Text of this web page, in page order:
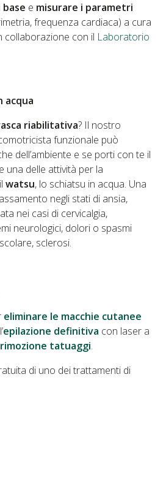
base e misurare i parametri
frequenza cardiaca) a cura
collaborazione con il Laboratorio
acqua
riabilitativa? Il nostro
funzionale può
dell’ambiente e se porti con te il
una delle attività per la
watsu, lo schiatsu in acqua. Una
negli stati di ansia,
nei casi di cervicalgia,
neurologici, dolori o spasmi
sclerosi.
eliminare le macchie cutanee
epilazione definitiva con laser a
rimozione tatuaggi.
di uno dei trattamenti di